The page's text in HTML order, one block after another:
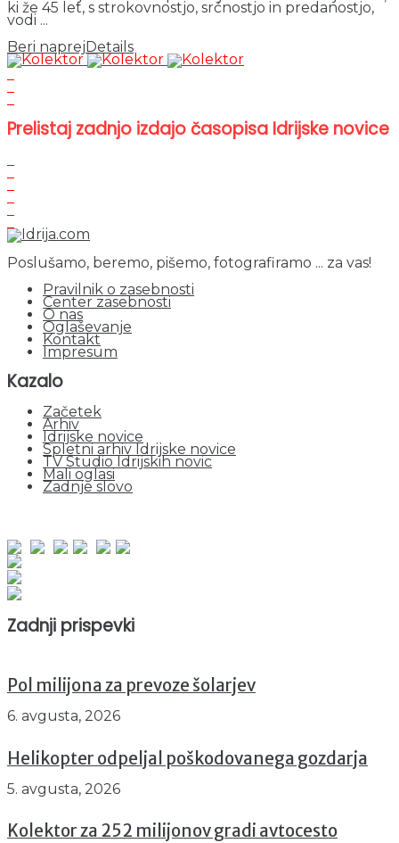
ki že 45 let, s strokovnostjo, srčnostjo in predanostjo,
vodi ...
Beri naprej Details
Prelistaj zadnjo izdajo časopisa Idrijske novice
Poslušamo, beremo, pišemo, fotografiramo ... za vas!
Pravilnik o zasebnosti
Center zasebnosti
O nas
Oglaševanje
Kontakt
Impresum
Kazalo
Začetek
Arhiv
Idrijske novice
Spletni arhiv Idrijske novice
TV Studio Idrijskih novic
Mali oglasi
Zadnje slovo
Zadnji prispevki
Pol milijona za prevoze šolarjev
6. avgusta, 2026
Helikopter odpeljal poškodovanega gozdarja
5. avgusta, 2026
Kolektor za 252 milijonov gradi avtocesto